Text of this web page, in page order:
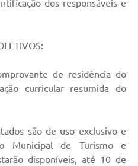
dos responsáveis e
de residência do
curricular resumida do
são de uso exclusivo e
Municipal de Turismo e
disponíveis, até 10 de